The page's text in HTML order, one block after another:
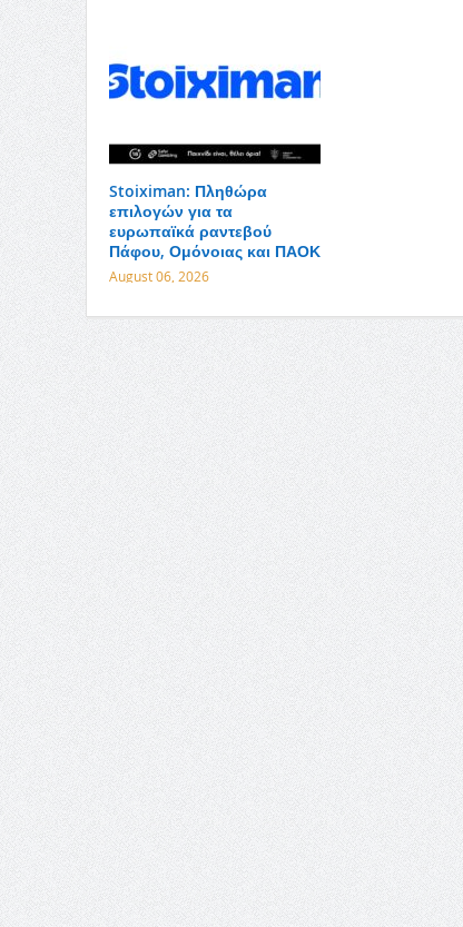
Stoiximan: Πληθώρα
επιλογών για τα
ευρωπαϊκά ραντεβού
Πάφου, Ομόνοιας και ΠΑΟΚ
August 06, 2026